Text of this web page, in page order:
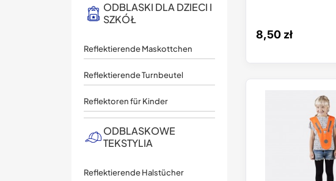
ODBLASKI DLA DZIECI I
SZKÓŁ
Reflektierende Maskottchen
Reflektierende Turnbeutel
Reflektoren für Kinder
ODBLASKOWE
TEKSTYLIA
Reflektierende Halstücher
8,50 zł